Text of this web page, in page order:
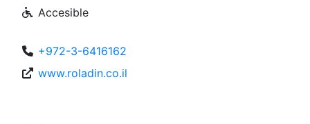
Accesible
+972-3-6416162
www.roladin.co.il